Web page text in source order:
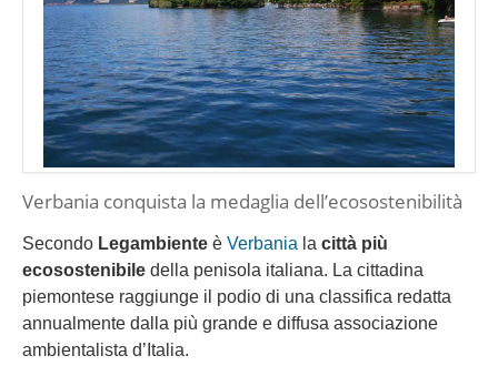
Verbania conquista la medaglia dell’ecosostenibilità
Secondo Legambiente è Verbania la città più
ecosostenibile della penisola italiana. La cittadina
piemontese raggiunge il podio di una classifica redatta
annualmente dalla più grande e diffusa associazione
ambientalista d’Italia.